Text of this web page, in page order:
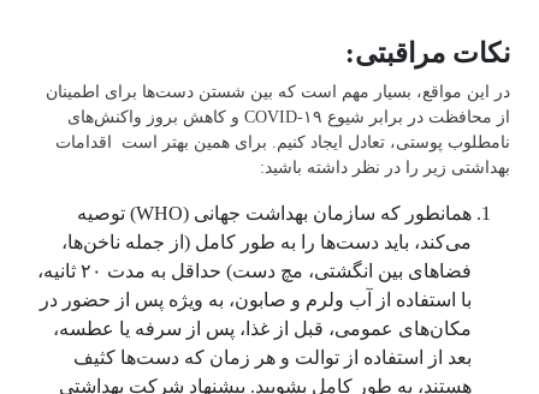
نکات مراقبتی:
در این مواقع، بسیار مهم است که بین شستن دست‌‌ها برای اطمینان
از محافظت در برابر شیوع ۱۹-COVID و کاهش بروز واکنش‌‌های
نامطلوب پوستی، تعادل ایجاد کنیم. برای همین بهتر است اقدامات
بهداشتی زیر را در نظر داشته باشید:
همانطور که سازمان بهداشت جهانی (WHO) توصیه
‌می‌‌کند، باید دست‌‌ها را به طور کامل (از جمله ناخن‌‌ها،
فضا‌های بین انگشتی، مچ دست) حداقل به مدت ۲۰ ثانیه،
با استفاده از آب ولرم و صابون، به ویژه پس از حضور در
مکان‌‌های عمو‌می‌، قبل از غذا، پس از سرفه یا عطسه،
بعد از استفاده از توالت و هر زمان که دست‌‌ها کثیف
هستند، به طور کامل بشویید. پیشنهاد شرکت بهداشتی